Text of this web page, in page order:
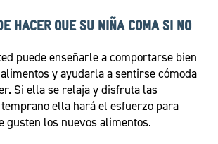
HACER QUE SU NIÑA COMA SI NO
puede enseñarle a comportarse bien
y ayudarla a sentirse cómoda
Si ella se relaja y disfruta las
ella hará el esfuerzo para
gusten los nuevos alimentos.